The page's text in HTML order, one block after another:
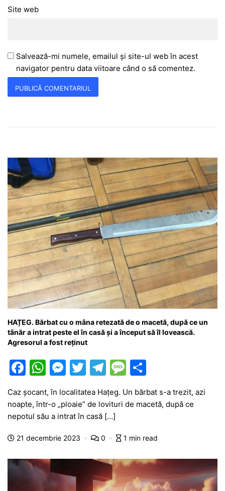
Site web
Salvează-mi numele, emailul și site-ul web în acest
navigator pentru data viitoare când o să comentez.
HAȚEG. Bărbat cu o mâna retezată de o macetă, după ce un
tânăr a intrat peste el în casă și a început să îl lovească.
Agresorul a fost reținut
F
c
e
b
o
o
k
W
h
at
s
A
p
p
M
s
s
e
g
er
T
itt
er
T
e
gr
a
m
M
s
a
e
ta
a
z
ă
Caz șocant, în localitatea Hațeg. Un bărbat s-a trezit, azi
noapte, într-o „ploaie” de lovituri de macetă, după ce
nepotul său a intrat în casă […]
21 decembrie 2023 0 1 min read